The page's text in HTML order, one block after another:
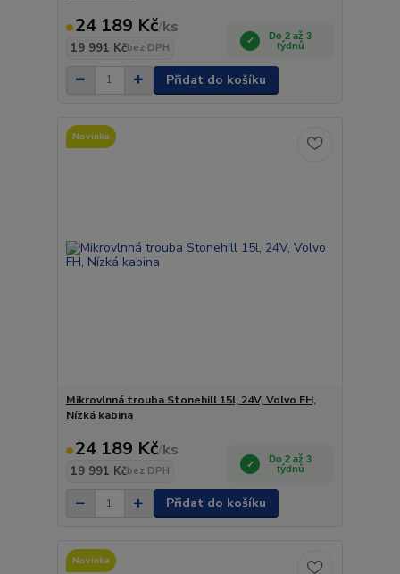
24 189 Kč/ks
19 991 Kčbez DPH
Do 2 až 3
týdnů
Přidat do košíku
Novinka
Mikrovlnná trouba Stonehill 15l, 24V, Volvo FH,
Nízká kabina
24 189 Kč/ks
19 991 Kčbez DPH
Do 2 až 3
týdnů
Přidat do košíku
Novinka